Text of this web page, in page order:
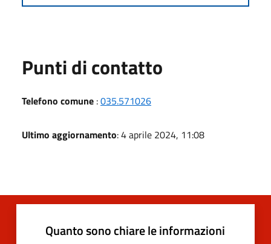
Punti di contatto
Telefono comune :035.571026
Ultimo aggiornamento: 4 aprile 2024, 11:08
Quanto sono chiare le informazioni